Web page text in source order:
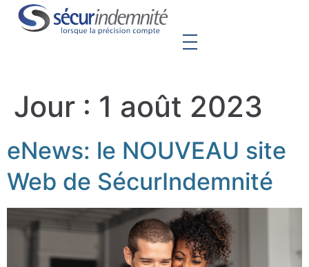
Jour : 1 août 2023
eNews: le NOUVEAU site
Web de SécurIndemnité